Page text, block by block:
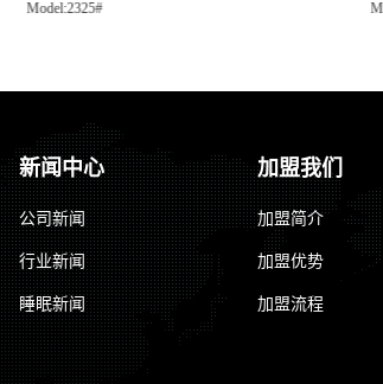
Model:2322B#
新闻中心
公司新闻
行业新闻
睡眠新闻
加盟我们
加盟简介
加盟优势
加盟流程